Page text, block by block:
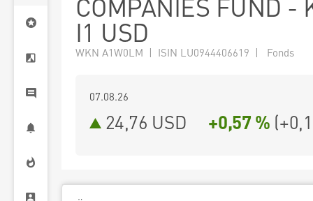
COMPANIES FUND -
I1 USD
WKN A1W0LM | ISIN LU0944406619 | Fonds
07.08.26
24,76 USD +0,57 % (